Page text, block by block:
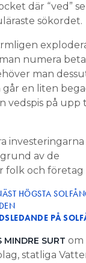
där “ved”
sökordet.
numera
man
går en liten
vedspis på upp
investeringarna
av de
folk och företag
HÖGSTA
PÅ
MINDRE SURT om
statliga